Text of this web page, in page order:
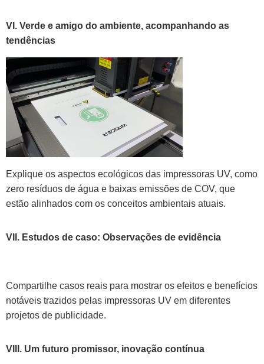
VI. Verde e amigo do ambiente, acompanhando as
tendências
Explique os aspectos ecológicos das impressoras UV, como
zero resíduos de água e baixas emissões de COV, que
estão alinhados com os conceitos ambientais atuais.
VII. Estudos de caso: Observações de evidência
Compartilhe casos reais para mostrar os efeitos e benefícios
notáveis trazidos pelas impressoras UV em diferentes
projetos de publicidade.
VIII. Um futuro promissor, inovação contínua